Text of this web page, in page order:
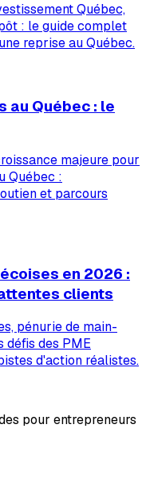
Québec,
: le guide complet
reprise au Québec.
au Québec : le
majeure pour
Québec :
et parcours
en 2026 :
clients
pénurie de main-
défis des PME
d'action réalistes.
pour entrepreneurs